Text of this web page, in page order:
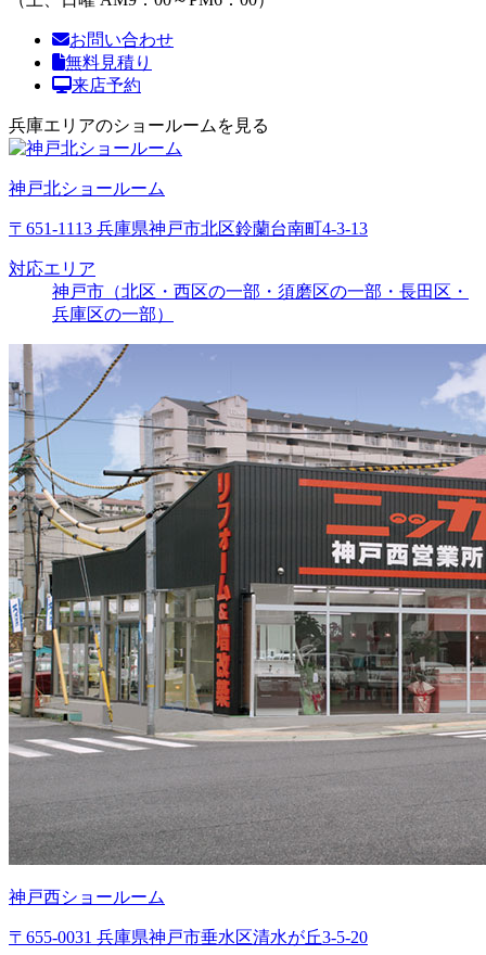
お問い合わせ
無料見積り
来店予約
兵庫エリアのショールームを見る
神戸北ショールーム
〒651-1113 兵庫県神戸市北区鈴蘭台南町4-3-13
対応エリア
神戸市（北区・西区の一部・須磨区の一部・長田区・
兵庫区の一部）
神戸西ショールーム
〒655-0031 兵庫県神戸市垂水区清水が丘3-5-20